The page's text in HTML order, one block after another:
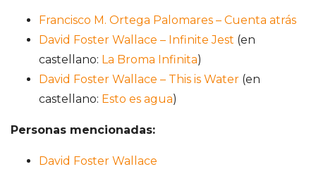
Francisco M. Ortega Palomares – Cuenta atrás
David Foster Wallace – Infinite Jest (en
castellano: La Broma Infinita)
David Foster Wallace – This is Water (en
castellano: Esto es agua)
Personas mencionadas:
David Foster Wallace